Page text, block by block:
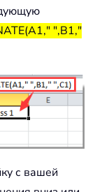
",B1,"
с вашей